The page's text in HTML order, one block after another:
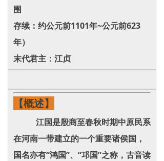
围‌
存续：约公元前1101年~公元前623
年）
末代君主：江贞
【概述】
江国是殷商至春秋时期中原民系
在河南一带建立的一个重要诸侯国，
国名亦有“鸿国”、“邛国”之称，古音读